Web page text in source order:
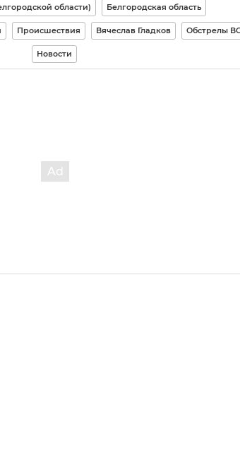
области) Белгородская область
Происшествия Вячеслав Гладков Обстрелы
Новости